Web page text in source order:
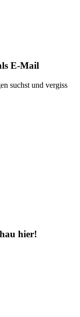
E-Mail
suchst und vergiss
hier!